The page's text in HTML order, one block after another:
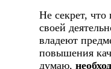
Не секрет,
своей
владеют
повышения
думаю,